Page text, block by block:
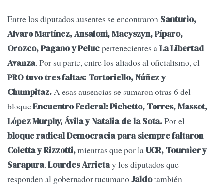
Entre los diputados ausentes se encontraron Santurio,
Alvaro Martínez, Ansaloni, Macyszyn, Píparo,
Orozco, Pagano y Pelucpertenecientes aLa Libertad
Avanza. Por su parte, entre los aliados al oficialismo, el
PRO tuvo tres faltas: Tortoriello, Núñez y
Chumpitaz.A esas ausencias se sumaron otras 6 del
bloqueEncuentro Federal: Pichetto, Torres, Massot,
López Murphy, Ávila y Natalia de la Sota.Por el
bloque radical Democracia para siempre faltaron
Coletta y Rizzotti,mientras que por laUCR, Tournier y
Sarapura. Lourdes Arrietay los diputados que
responden al gobernador tucumanoJaldotambién